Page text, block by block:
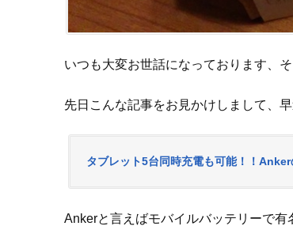
いつも大変お世話になっております、
先日こんな記事をお見かけしまして、
タブレット5台同時充電も可能！！
Ankerと言えばモバイルバッテリーで